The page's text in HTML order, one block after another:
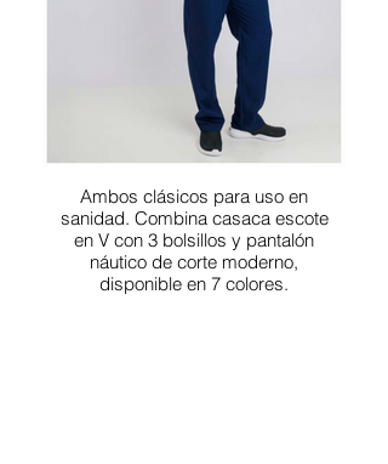
Ambos clásicos para uso en
sanidad. Combina casaca escote
en V con 3 bolsillos y pantalón
náutico de corte moderno,
disponible en 7 colores.